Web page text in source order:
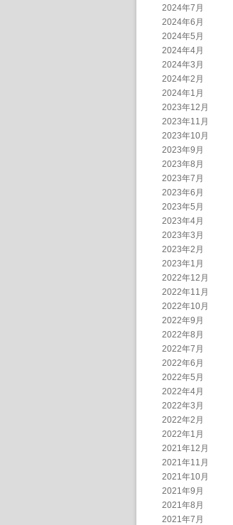
2024年7月
2024年6月
2024年5月
2024年4月
2024年3月
2024年2月
2024年1月
2023年12月
2023年11月
2023年10月
2023年9月
2023年8月
2023年7月
2023年6月
2023年5月
2023年4月
2023年3月
2023年2月
2023年1月
2022年12月
2022年11月
2022年10月
2022年9月
2022年8月
2022年7月
2022年6月
2022年5月
2022年4月
2022年3月
2022年2月
2022年1月
2021年12月
2021年11月
2021年10月
2021年9月
2021年8月
2021年7月